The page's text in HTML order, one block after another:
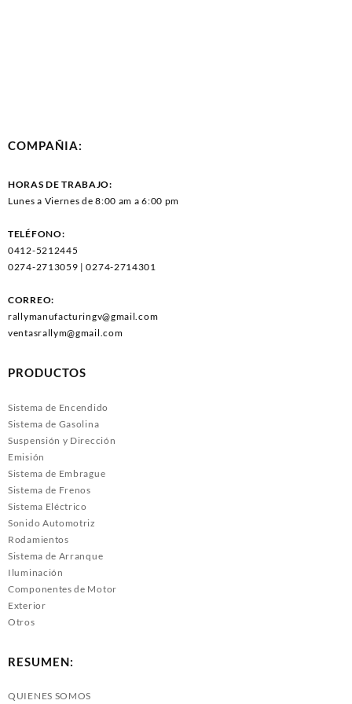
COMPAÑIA:
HORAS DE TRABAJO:
Lunes a Viernes de 8:00 am a 6:00 pm
TELÉFONO:
0412-5212445
0274-2713059 | 0274-2714301
CORREO:
rallymanufacturingv@gmail.com
ventasrallym@gmail.com
PRODUCTOS
Sistema de Encendido
Sistema de Gasolina
Suspensión y Dirección
Emisión
Sistema de Embrague
Sistema de Frenos
Sistema Eléctrico
Sonido Automotriz
Rodamientos
Sistema de Arranque
Iluminación
Componentes de Motor
Exterior
Otros
RESUMEN:
QUIENES SOMOS